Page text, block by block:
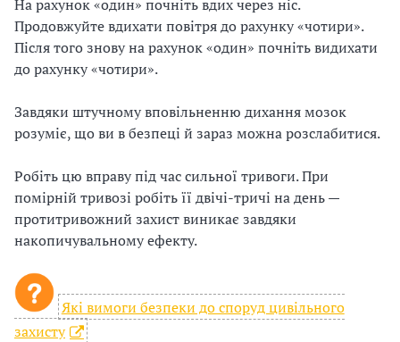
На рахунок «один» почніть вдих через ніс.
Продовжуйте вдихати повітря до рахунку «чотири».
Після того знову на рахунок «один» почніть видихати
до рахунку «чотири».
Завдяки штучному вповільненню дихання мозок
розуміє, що ви в безпеці й зараз можна розслабитися.
Робіть цю вправу під час сильної тривоги. При
помірній тривозі робіть її двічі-тричі на день —
протитривожний захист виникає завдяки
накопичувальному ефекту.
Які вимоги безпеки до споруд цивільного
захисту